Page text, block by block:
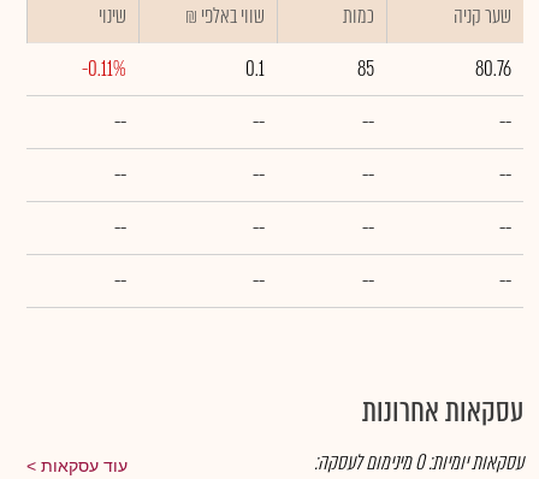
שער קניה כמות ₪ שווי באלפי
שינוי
80.76
85
0.1
-0.11%
--
--
--
--
--
--
--
--
--
--
--
--
--
--
--
--
עסקאות אחרונות
עוד עסקאות עסקאות יומיות:0מינימום לעסקה: